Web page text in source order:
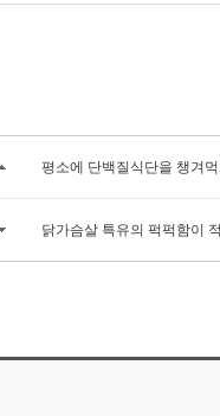
평소에 단백질식단을 챙겨
닭가슴살 특유의 퍽퍽함이